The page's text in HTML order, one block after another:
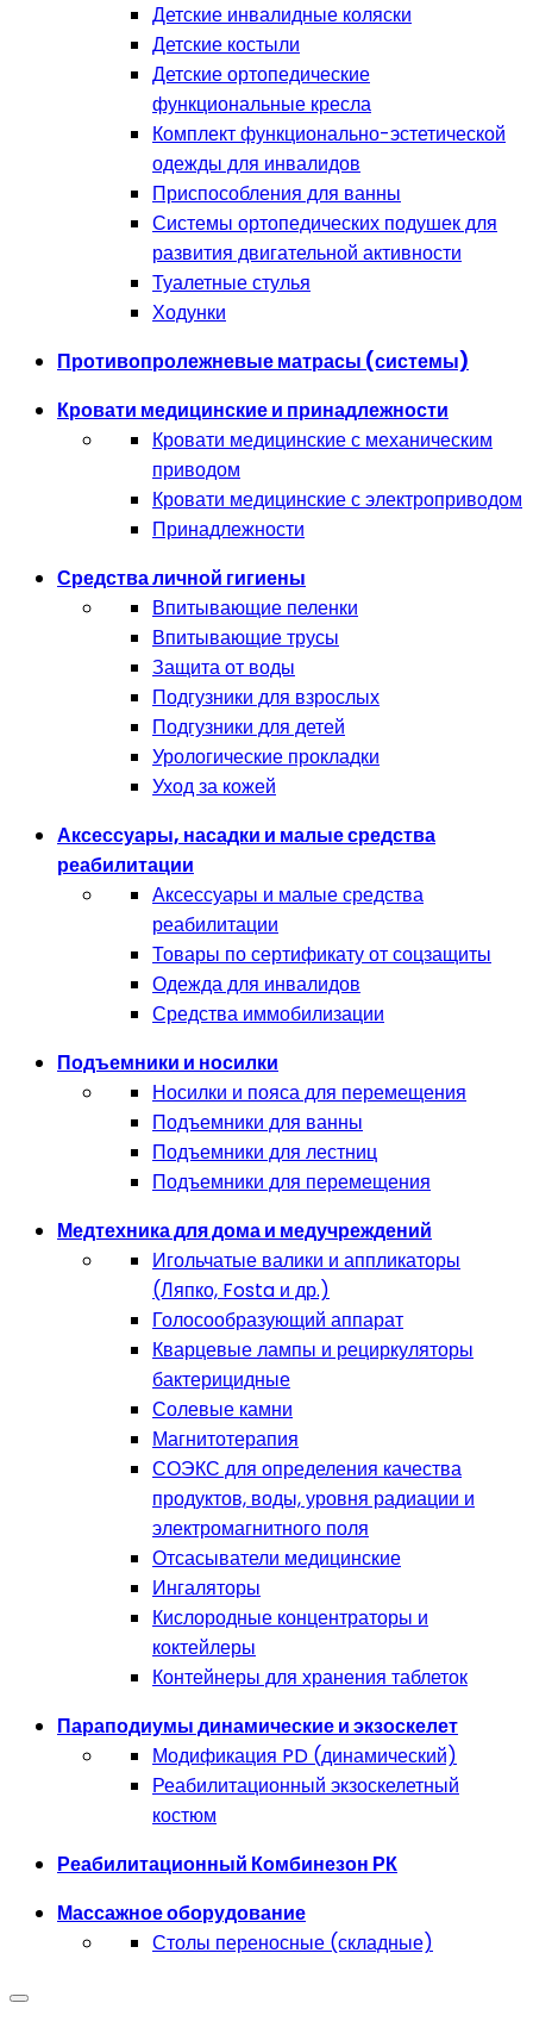
Детские инвалидные коляски
Детские костыли
Детские ортопедические
функциональные кресла
Комплект функционально-эстетической
одежды для инвалидов
Приспособления для ванны
Системы ортопедических подушек для
развития двигательной активности
Туалетные стулья
Ходунки
Противопролежневые матрасы (системы)
Кровати медицинские и принадлежности
Кровати медицинские с механическим
приводом
Кровати медицинские с электроприводом
Принадлежности
Средства личной гигиены
Впитывающие пеленки
Впитывающие трусы
Защита от воды
Подгузники для взрослых
Подгузники для детей
Урологические прокладки
Уход за кожей
Аксессуары, насадки и малые средства
реабилитации
Аксессуары и малые средства
реабилитации
Товары по сертификату от соцзащиты
Одежда для инвалидов
Средства иммобилизации
Подъемники и носилки
Носилки и пояса для перемещения
Подъемники для ванны
Подъемники для лестниц
Подъемники для перемещения
Медтехника для дома и медучреждений
Игольчатые валики и аппликаторы
(Ляпко, Fosta и др.)
Голосообразующий аппарат
Кварцевые лампы и рециркуляторы
бактерицидные
Солевые камни
Магнитотерапия
СОЭКС для определения качества
продуктов, воды, уровня радиации и
электромагнитного поля
Отсасыватели медицинские
Ингаляторы
Кислородные концентраторы и
коктейлеры
Контейнеры для хранения таблеток
Параподиумы динамические и экзоскелет
Модификация PD (динамический)
Реабилитационный экзоскелетный
костюм
Реабилитационный Комбинезон РК
Массажное оборудование
Столы переносные (складные)